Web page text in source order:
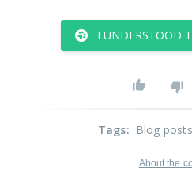
I UNDERSTOOD
Tags: Blog
About the